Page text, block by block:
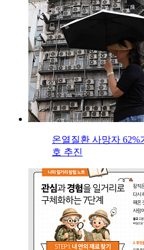
온열질환 사망자 62%
호 추진